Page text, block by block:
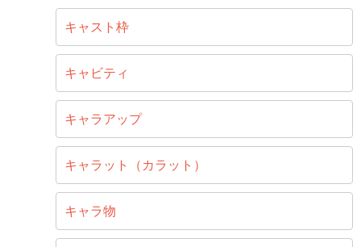
キャスト枠
キャビティ
キャラアップ
キャラット（カラット）
キャラ物